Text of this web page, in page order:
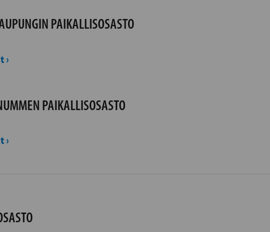
PAIKALLISOSASTO
›
PAIKALLISOSASTO
›